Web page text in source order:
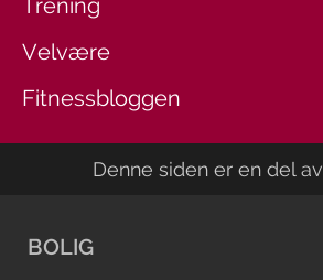
Trening
Velvære
Fitnessbloggen
Denne siden er en del av
BOLIG